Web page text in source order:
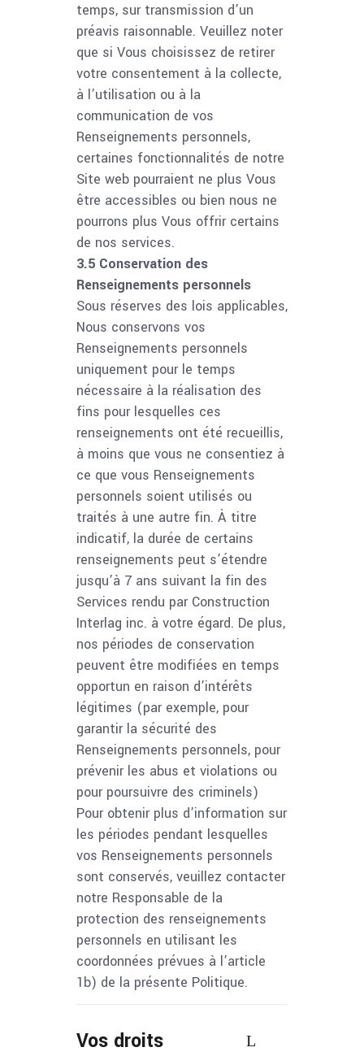
temps, sur transmission d’un
préavis raisonnable. Veuillez noter
que si Vous choisissez de retirer
votre consentement à la collecte,
à l’utilisation ou à la
communication de vos
Renseignements personnels,
certaines fonctionnalités de notre
Site web pourraient ne plus Vous
être accessibles ou bien nous ne
pourrons plus Vous offrir certains
de nos services.
3.5 Conservation des
Renseignements personnels
Sous réserves des lois applicables,
Nous conservons vos
Renseignements personnels
uniquement pour le temps
nécessaire à la réalisation des
fins pour lesquelles ces
renseignements ont été recueillis,
à moins que vous ne consentiez à
ce que vous Renseignements
personnels soient utilisés ou
traités à une autre fin. À titre
indicatif, la durée de certains
renseignements peut s’étendre
jusqu’à 7 ans suivant la fin des
Services rendu par Construction
Interlag inc. à votre égard. De plus,
nos périodes de conservation
peuvent être modifiées en temps
opportun en raison d’intérêts
légitimes (par exemple, pour
garantir la sécurité des
Renseignements personnels, pour
prévenir les abus et violations ou
pour poursuivre des criminels)
Pour obtenir plus d’information sur
les périodes pendant lesquelles
vos Renseignements personnels
sont conservés, veuillez contacter
notre Responsable de la
protection des renseignements
personnels en utilisant les
coordonnées prévues à l’article
1b) de la présente Politique.
Vos droits